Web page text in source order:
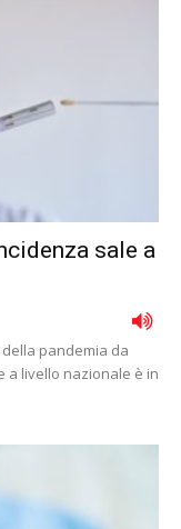
sale a
pandemia da
a livello nazionale è in